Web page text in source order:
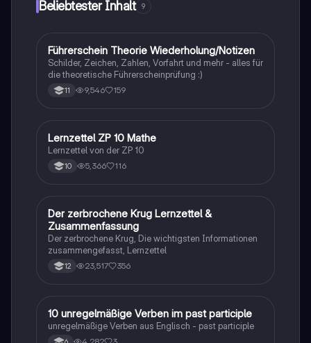
die verschiedenen Selektionsarten und die
im Grundkurs.
Beliebtester Inhalt 9
Lerntipps
Führerschein Theorie Wiederholung/Notizen
Schilder, Zeichen, Zahlen, Vorfahrt und mehr - alles für
die theoretische Führerscheinprüfung :)
11 9,546 159
Mathe
Lernzettel ZP 10 Mathe
Lernzettel von der ZP 10
10 5,366 116
Deutsch
Der zerbrochene Krug Lernzettel &
Zusammenfassung
Der zerbrochene Krug, Die wichtigsten Informationen
zusammengefasst, Lernzettel
12 23,517 356
1 Englisch
10 unregelmäßige Verben im past participle
unregelmäßige Verben aus Englisch - past participle